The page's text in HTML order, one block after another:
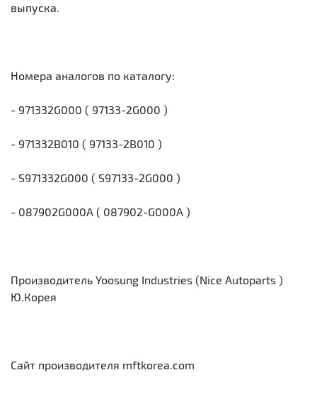
выпуска.
Номера аналогов по каталогу:
- 971332G000 ( 97133-2G000 )
- 971332B010 ( 97133-2B010 )
- S971332G000 ( S97133-2G000 )
- 087902G000A ( 087902-G000A )
Производитель Yoosung Industries (Nice Autoparts )
Ю.Корея
Сайт производителя mftkorea.com